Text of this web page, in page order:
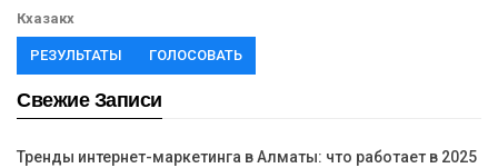
Кхазакх
РЕЗУЛЬТАТЫ ГОЛОСОВАТЬ
Свежие Записи
Тренды интернет-маркетинга в Алматы: что работает в 2025